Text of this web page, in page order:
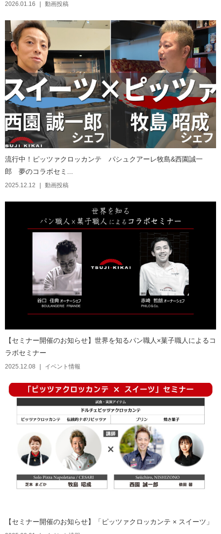
2026.01.16 動画投稿
流行中！ピッツァクロッカンテ パシュクアーレ牧島&西園誠一
郎 夢のコラボセミ...
2025.12.12 動画投稿
【セミナー開催のお知らせ】世界を知るパン職人×菓子職人によるコ
ラボセミナー
2025.12.08 イベント情報
【セミナー開催のお知らせ】「ピッツァクロッカンテ × スイーツ」